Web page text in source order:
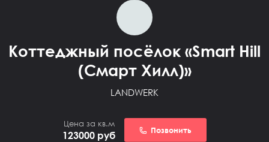
Коттеджный посёлок «Smart Hill
(Смарт Хилл)»
LANDWERK
Цена за кв.м
123000 руб Позвонить